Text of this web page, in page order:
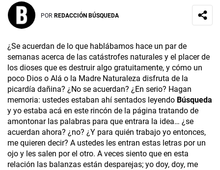
POR REDACCIÓN BÚSQUEDA
¿Se acuerdan de lo que hablábamos hace un par de
semanas acerca de las catástrofes naturales y el placer de
los dioses que es destruir algo gratuitamente, y cómo un
poco Dios o Alá o la Madre Naturaleza disfruta de la
picardía dañina? ¿No se acuerdan? ¿En serio? Hagan
memoria: ustedes estaban ahí sentados leyendo Búsqueda
y yo estaba acá en este rincón de la página tratando de
amontonar las palabras para que entrara la idea… ¿se
acuerdan ahora? ¿no? ¿Y para quién trabajo yo entonces,
me quieren decir? A ustedes les entran estas letras por un
ojo y les salen por el otro. A veces siento que en esta
relación las balanzas están desparejas; yo doy, doy, me